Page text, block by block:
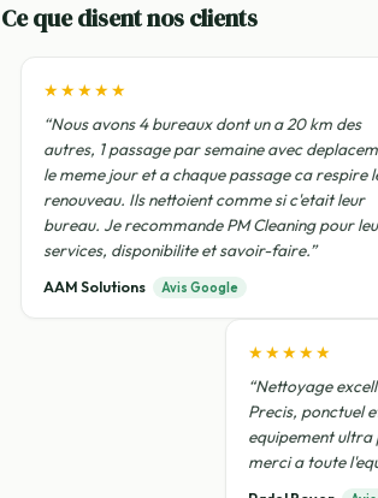
Ce que disent nos clients
★★★★★
“Nous avons 4 bureaux dont un a 20 km des
autres, 1 passage par semaine avec
le meme jour et a chaque passage ca respire
renouveau. Ils nettoient comme si c'etait leur
bureau. Je recommande PM Cleaning pour
services, disponibilite et savoir-faire.”
AAM Solutions Avis Google
★★★★★
“Nettoyage
Precis, ponctuel
equipement ultra
merci a toute